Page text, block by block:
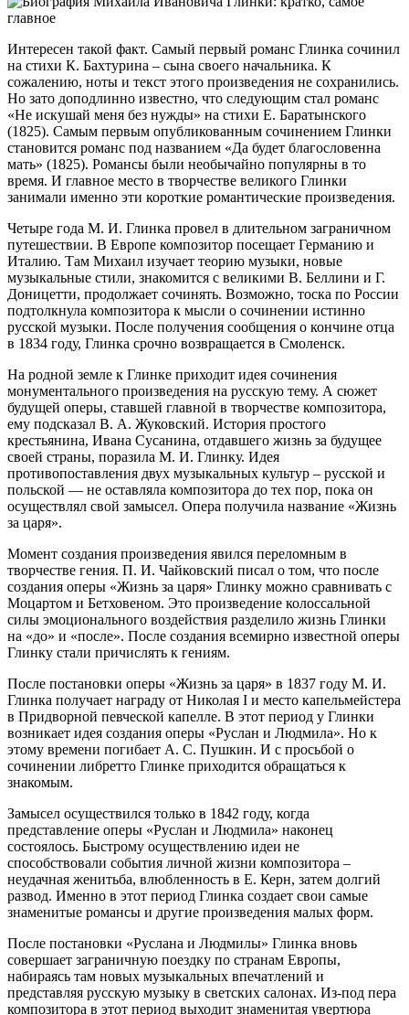
Интересен такой факт. Самый первый романс Глинка сочинил
на стихи К. Бахтурина – сына своего начальника. К
сожалению, ноты и текст этого произведения не сохранились.
Но зато доподлинно известно, что следующим стал романс
«Не искушай меня без нужды» на стихи Е. Баратынского
(1825). Самым первым опубликованным сочинением Глинки
становится романс под названием «Да будет благословенна
мать» (1825). Романсы были необычайно популярны в то
время. И главное место в творчестве великого Глинки
занимали именно эти короткие романтические произведения.
Четыре года М. И. Глинка провел в длительном заграничном
путешествии. В Европе композитор посещает Германию и
Италию. Там Михаил изучает теорию музыки, новые
музыкальные стили, знакомится с великими В. Беллини и Г.
Доницетти, продолжает сочинять. Возможно, тоска по России
подтолкнула композитора к мысли о сочинении истинно
русской музыки. После получения сообщения о кончине отца
в 1834 году, Глинка срочно возвращается в Смоленск.
На родной земле к Глинке приходит идея сочинения
монументального произведения на русскую тему. А сюжет
будущей оперы, ставшей главной в творчестве композитора,
ему подсказал В. А. Жуковский. История простого
крестьянина, Ивана Сусанина, отдавшего жизнь за будущее
своей страны, поразила М. И. Глинку. Идея
противопоставления двух музыкальных культур – русской и
польской — не оставляла композитора до тех пор, пока он
осуществлял свой замысел. Опера получила название «Жизнь
за царя».
Момент создания произведения явился переломным в
творчестве гения. П. И. Чайковский писал о том, что после
создания оперы «Жизнь за царя» Глинку можно сравнивать с
Моцартом и Бетховеном. Это произведение колоссальной
силы эмоционального воздействия разделило жизнь Глинки
на «до» и «после». После создания всемирно известной оперы
Глинку стали причислять к гениям.
После постановки оперы «Жизнь за царя» в 1837 году М. И.
Глинка получает награду от Николая I и место капельмейстера
в Придворной певческой капелле. В этот период у Глинки
возникает идея создания оперы «Руслан и Людмила». Но к
этому времени погибает А. С. Пушкин. И с просьбой о
сочинении либретто Глинке приходится обращаться к
знакомым.
Замысел осуществился только в 1842 году, когда
представление оперы «Руслан и Людмила» наконец
состоялось. Быстрому осуществлению идеи не
способствовали события личной жизни композитора –
неудачная женитьба, влюбленность в Е. Керн, затем долгий
развод. Именно в этот период Глинка создает свои самые
знаменитые романсы и другие произведения малых форм.
После постановки «Руслана и Людмилы» Глинка вновь
совершает заграничную поездку по странам Европы,
набираясь там новых музыкальных впечатлений и
представляя русскую музыку в светских салонах. Из-под пера
композитора в этот период выходит знаменитая увертюра